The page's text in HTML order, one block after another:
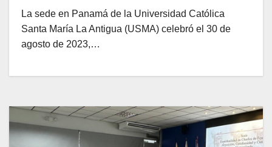
La sede en Panamá de la Universidad Católica
Santa María La Antigua (USMA) celebró el 30 de
agosto de 2023,…